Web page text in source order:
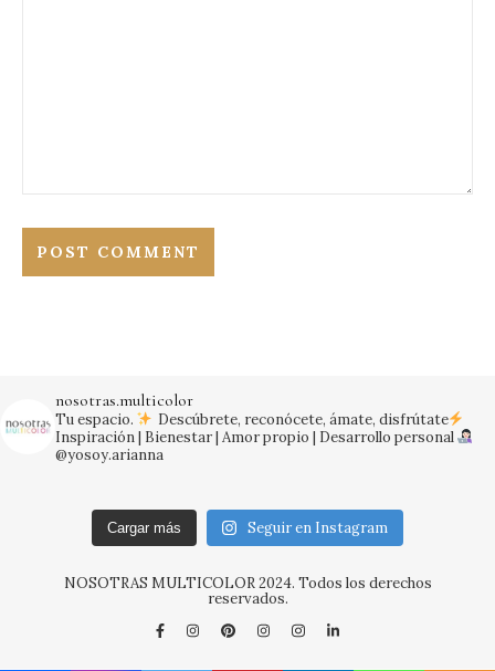
nosotras.multicolor
Tu espacio.
Descúbrete, reconócete, ámate, disfrútate
Inspiración | Bienestar | Amor propio | Desarrollo personal
@yosoy.arianna
Cargar más Seguir en Instagram
NOSOTRAS MULTICOLOR 2024. Todos los derechos
reservados.